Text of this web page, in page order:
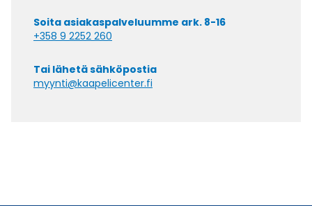
Soita asiakaspalveluumme ark. 8-16
+358 9 2252 260
Tai lähetä sähköpostia
myynti@kaapelicenter.fi